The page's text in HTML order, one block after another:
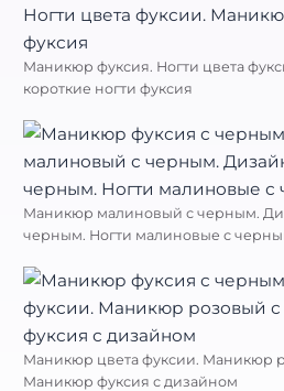
Маникюр фуксия. Ногти цвета
короткие ногти фуксия
Маникюр малиновый с черным.
черным. Ногти малиновые с
Маникюр цвета фуксии. Маникюр
Маникюр фуксия с дизайном